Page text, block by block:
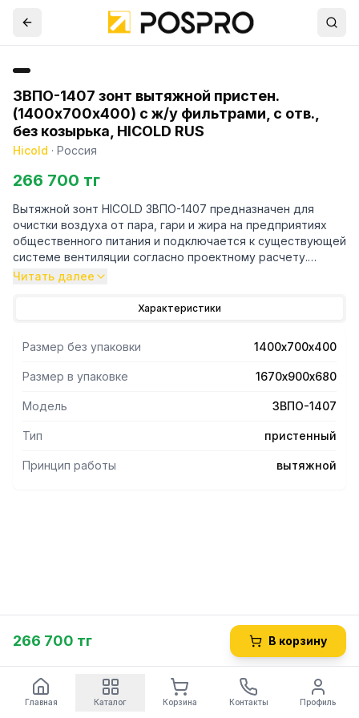
ЗВПО-1407 зонт вытяжной пристен.
(1400х700х400) с ж/у фильтрами, с отв.,
без козырька, HICOLD RUS
Hicold · Россия
266 700 тг
Вытяжной зонт HICOLD ЗВПО-1407 предназначен для
очистки воздуха от пара, гари и жира на предприятиях
общественного питания и подключается к существующей
системе вентиляции согласно проектному расчету.
Модель оснащена лабиринтным фильтром и съемным
Читать далее
Характеристики
Размер без упаковки 1400х700х400
Размер в упаковке 1670х900х680
Модель ЗВПО-1407
Тип пристенный
Принцип работы вытяжной
266 700 тг В корзину
Главная Каталог Корзина Контакты Профиль